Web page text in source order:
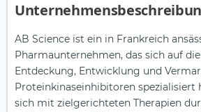
AB Science ist ein in Frankreich
Pharmaunternehmen, das sich auf
Entdeckung, Entwicklung und
Proteinkinaseinhibitoren spezialisiert
sich mit zielgerichteten Therapien